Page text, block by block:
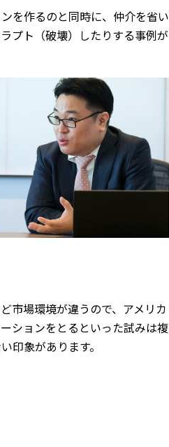
を作るのと同時に、仲介を省い
プト（破壊）したりする事例が
市場環境が違うので、アメリカ
ションをとるといった試みは複
印象があります。